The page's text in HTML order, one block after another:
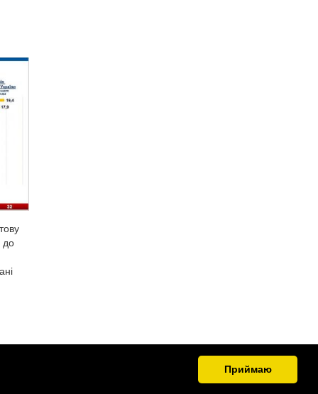
Приймаю
до